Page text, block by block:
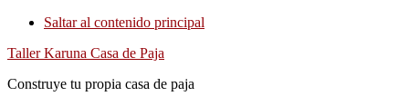
Saltar al contenido principal
Taller Karuna Casa de Paja
Construye tu propia casa de paja